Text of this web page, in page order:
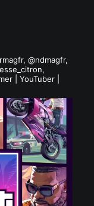
@ndmagfr,
| YouTuber |